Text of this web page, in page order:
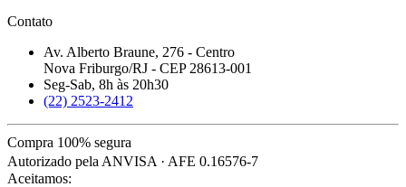
Contato
Av. Alberto Braune, 276 - Centro
Nova Friburgo/RJ - CEP 28613-001
Seg-Sab, 8h às 20h30
(22) 2523-2412
Compra 100% segura
Autorizado pela ANVISA · AFE 0.16576-7
Aceitamos: